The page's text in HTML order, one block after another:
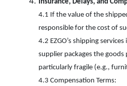
Insurance, Delays, and
4.1 If the value of the
responsible for the cost of
4.2 EZGO’s shipping
supplier packages the
particularly fragile (e.g.,
4.3 Compensation Terms: